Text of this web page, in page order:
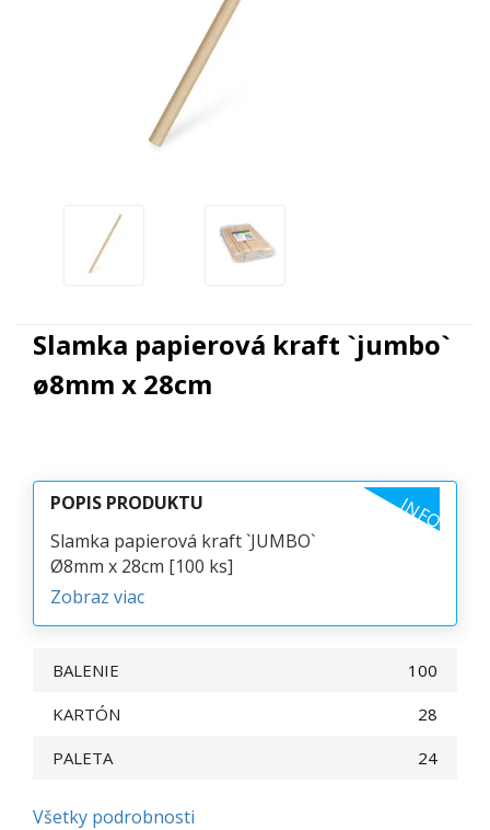
Slamka papierová kraft `jumbo`
ø8mm x 28cm
POPIS PRODUKTU INFO
Slamka papierová kraft `JUMBO`
Ø8mm x 28cm [100 ks]
Zobraz viac
BALENIE
100
KARTÓN
28
PALETA
24
Všetky podrobnosti